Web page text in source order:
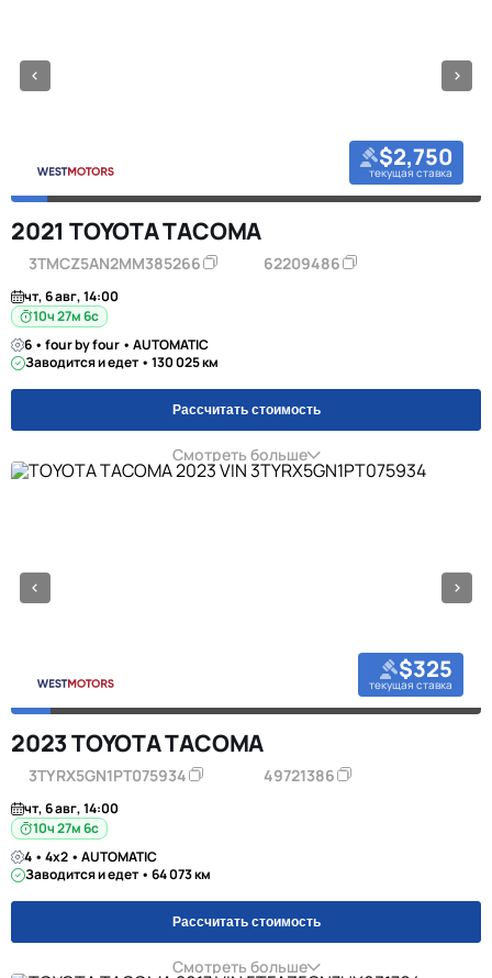
$2,750
текущая ставка
2021 TOYOTA TACOMA
3TMCZ5AN2MM385266 62209486
чт, 6 авг, 14:00
10ч 27м 5с
6 • four by four • AUTOMATIC
Заводится и едет • 130 025 км
Рассчитать стоимость
Смотреть больше
$325
текущая ставка
2023 TOYOTA TACOMA
3TYRX5GN1PT075934 49721386
чт, 6 авг, 14:00
10ч 27м 5с
4 • 4x2 • AUTOMATIC
Заводится и едет • 64 073 км
Рассчитать стоимость
Смотреть больше